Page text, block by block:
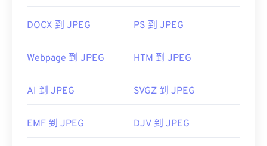
Chrome） 、Microsoft 应用程序（例如
Preview）
上自动打开。
首次发布：1992年9月18日
DOCX 到 JPEG PS 到 JPEG
Webpage 到 JPEG HTM 到 JPEG
AI 到 JPEG SVGZ 到 JPEG
EMF 到 JPEG DJV 到 JPEG